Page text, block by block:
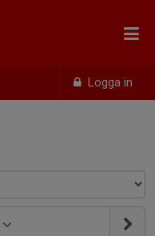
Logga in